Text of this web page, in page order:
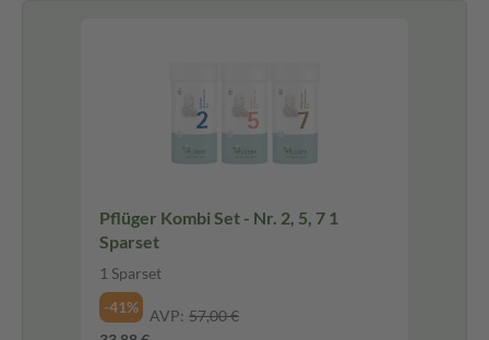
Pflüger Kombi Set - Nr. 2, 5, 7 1
Sparset
1 Sparset
-41%
AVP: 57,00 €